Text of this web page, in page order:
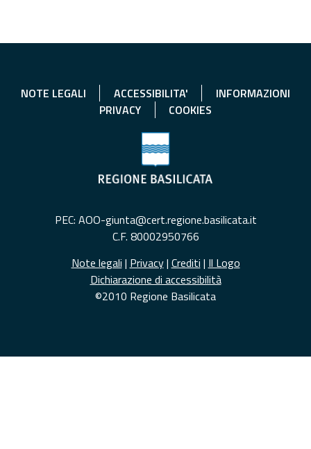
NOTE LEGALI ACCESSIBILITA'
INFORMAZIONI
PRIVACY
COOKIES
PEC: AOO-giunta@cert.regione.basilicata.it
C.F. 80002950766
Note legali | Privacy| Crediti | Il Logo
Dichiarazione di accessibilità
©2010 Regione Basilicata